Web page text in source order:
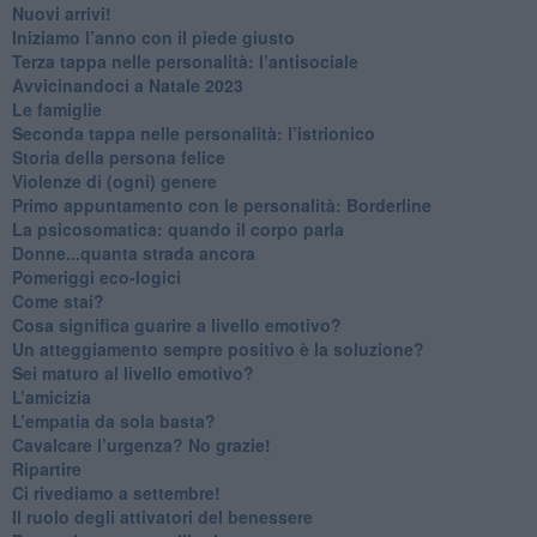
​Nuovi arrivi!
​Iniziamo l’anno con il piede giusto
​Terza tappa nelle personalità: l’antisociale
​Avvicinandoci a Natale 2023
Le famiglie
Seconda tappa nelle personalità: l’istrionico
​Storia della persona felice
Violenze di (ogni) genere
​Primo appuntamento con le personalità: Borderline
La psicosomatica: quando il corpo parla
Donne...quanta strada ancora
​Pomeriggi eco-logici
​Come stai?
Cosa significa guarire a livello emotivo?
​Un atteggiamento sempre positivo è la soluzione?
​Sei maturo al livello emotivo?
​L’amicizia
​L’empatia da sola basta?
​Cavalcare l’urgenza? No grazie!
Ripartire
​Ci rivediamo a settembre!
​Il ruolo degli attivatori del benessere